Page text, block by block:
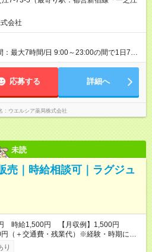
本採用時と同じです。
会社
：最大7時間/日 9:00～23:00の間で1日7時
勤務 ※勤務曜日応相談 ☆未経験・無資格
応募する 詳細へ
ウエルシア薬局株式会社
未読
売｜時給相談可｜ラグジュ
時給1,500円 【月収例】1,500円
（＋交通費・残業代）※経験・時期に応
ます。
り